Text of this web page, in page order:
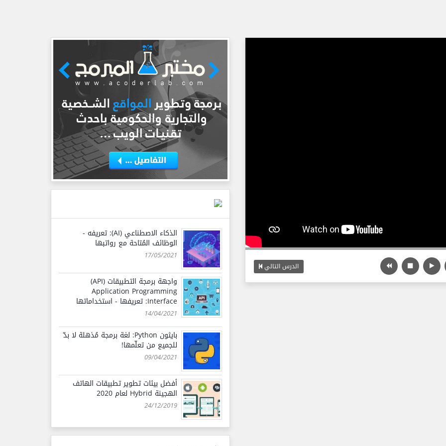
الدرس التالي
الذكاء الاصطناعي (AI): تعريفه -
الوظائف المُتاحة مع رواتبها
17/05/2021
واجهة برمجة التطبيقات (API)
Application Programming
Interface: تعريفها - استخداماتها
14/04/2021
بايثون Python: لغة برمجة مُذهلة لا بدّ
للجميع من تعلّمها!
09/04/2021
أفضل بيئات تطوير تطبيقات الهاتف
الهجينة Hybrid لعام 2020
24/12/2019